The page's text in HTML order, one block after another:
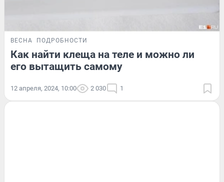
ВЕСНА ПОДРОБНОСТИ
Как найти клеща на теле и можно ли
его вытащить самому
12 апреля, 2024, 10:00 2 030 1